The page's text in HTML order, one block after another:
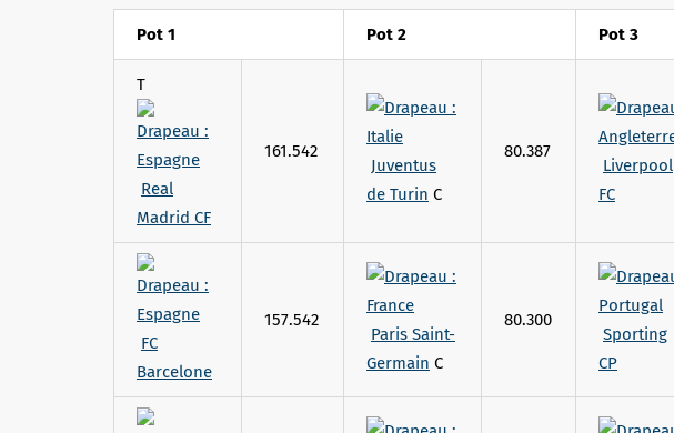
Pot 1 Pot 2 Pot 3
T
Real
Madrid CF
161.542
Juventus
de Turin C
80.387
Liverpool
FC
FC
Barcelone
157.542
Paris Saint-
Germain C
80.300
Sporting
CP